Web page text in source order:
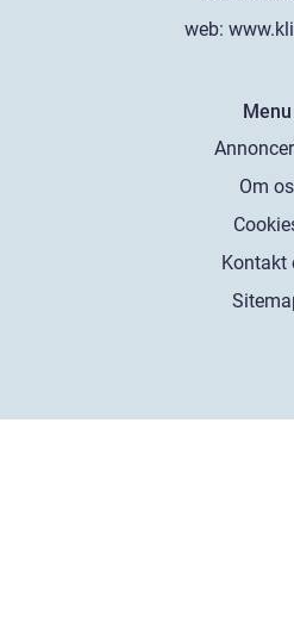
web:
Menu
Om os
Kontakt